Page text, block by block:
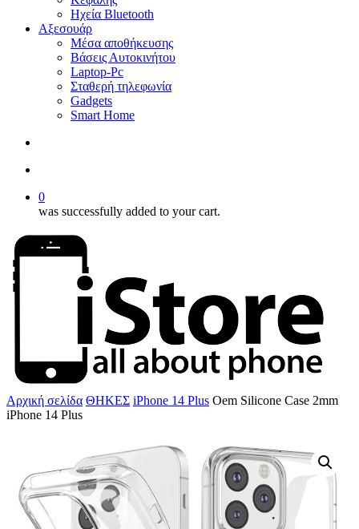
Ηχεία Bluetooth
Αξεσουάρ
Μέσα αποθήκευσης
Βάσεις Αυτοκινήτου
Laptop-Pc
Σταθερή τηλεφωνία
Gadgets
Smart Home
0
was successfully added to your cart.
Αρχική σελίδα ΘΗΚΕΣ iPhone 14 Plus Oem Silicone Case 2mm
iPhone 14 Plus